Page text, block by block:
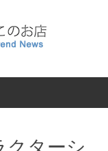
ターシ